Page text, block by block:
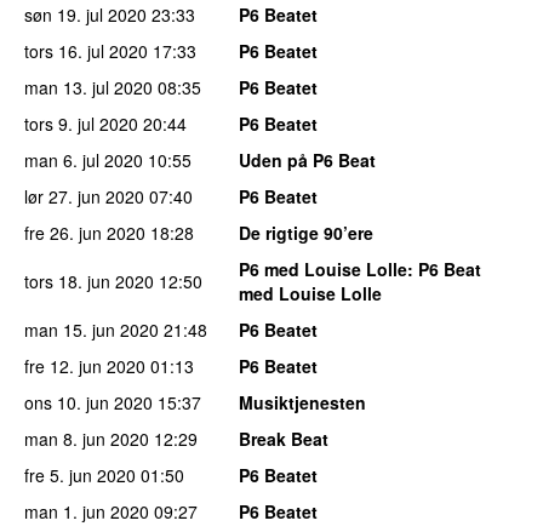
søn 19. jul 2020 23:33
P6 Beatet
tors 16. jul 2020 17:33
P6 Beatet
man 13. jul 2020 08:35
P6 Beatet
tors 9. jul 2020 20:44
P6 Beatet
man 6. jul 2020 10:55
Uden på P6 Beat
lør 27. jun 2020 07:40
P6 Beatet
fre 26. jun 2020 18:28
De rigtige 90’ere
tors 18. jun 2020 12:50 P6 med Louise Lolle: P6 Beat
med Louise Lolle
man 15. jun 2020 21:48
P6 Beatet
fre 12. jun 2020 01:13
P6 Beatet
ons 10. jun 2020 15:37
Musiktjenesten
man 8. jun 2020 12:29
Break Beat
fre 5. jun 2020 01:50
P6 Beatet
man 1. jun 2020 09:27
P6 Beatet